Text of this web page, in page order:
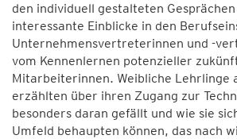
den individuell gestalteten
interessante Einblicke in den
Unternehmensvertreterinnen und -
vom Kennenlernen potenzieller
Mitarbeiterinnen. Weibliche Lehrlinge
erzählten über ihren Zugang zur
besonders daran gefällt und wie sie
Umfeld behaupten können, das nach